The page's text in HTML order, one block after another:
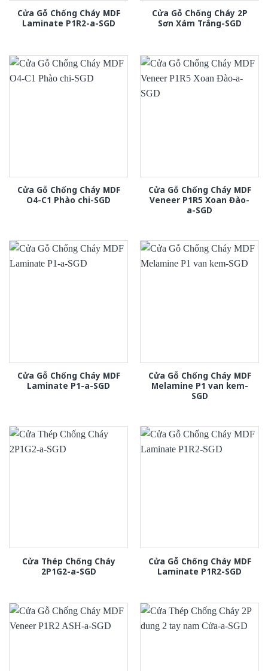
Cửa Gỗ Chống Cháy MDF
Laminate P1R2-a-SGD
Cửa Gỗ Chống Cháy 2P
Sơn Xám Trắng-SGD
Cửa Gỗ Chống Cháy MDF
O4-C1 Phào chi-SGD
Cửa Gỗ Chống Cháy MDF
Veneer P1R5 Xoan Đào-
a-SGD
Cửa Gỗ Chống Cháy MDF
Laminate P1-a-SGD
Cửa Gỗ Chống Cháy MDF
Melamine P1 van kem-
SGD
Cửa Thép Chống Cháy
2P1G2-a-SGD
Cửa Gỗ Chống Cháy MDF
Laminate P1R2-SGD